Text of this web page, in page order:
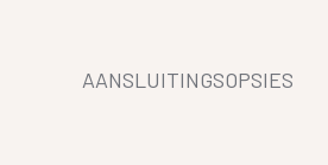
AANSLUITINGSOPSIES